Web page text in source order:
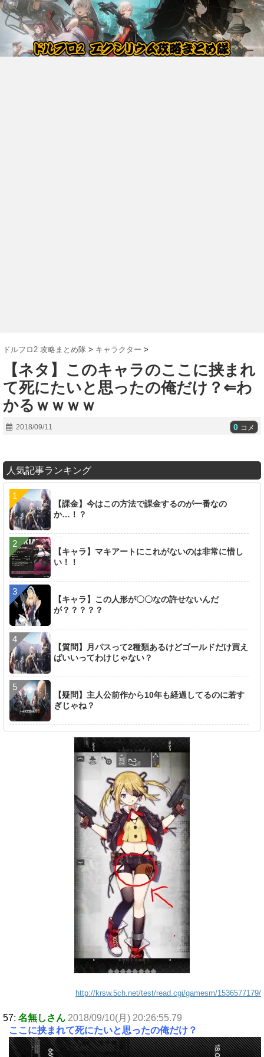
ドルフロ2 攻略まとめ隊 > キャラクター >
【ネタ】このキャラのここに挟まれ
て死にたいと思ったの俺だけ？⇐わ
かるｗｗｗｗ
2018/09/11 0 コメ
人気記事ランキング
【課金】今はこの方法で課金するのが一番なの
か…！？
【キャラ】マキアートにこれがないのは非常に惜し
い！！
【キャラ】この人形が〇〇なの許せないんだ
が？？？？？
【質問】月パスって2種類あるけどゴールドだけ買え
ばいいってわけじゃない？
【疑問】主人公前作から10年も経過してるのに若す
ぎじゃね？
http://krsw.5ch.net/test/read.cgi/gamesm/1536577179/
57: 名無しさん 2018/09/10(月) 20:26:55.79
ここに挟まれて死にたいと思ったの俺だけ？